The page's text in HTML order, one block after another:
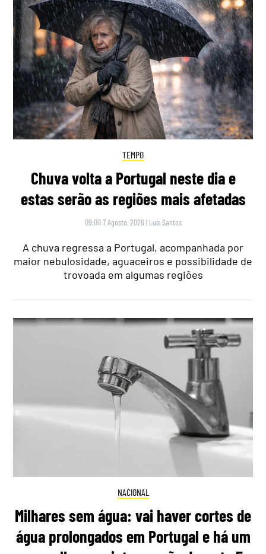
TEMPO
Chuva volta a Portugal neste dia e
estas serão as regiões mais afetadas
09:00 7 Agosto, 2026 | Luís Santos
A chuva regressa a Portugal, acompanhada por
maior nebulosidade, aguaceiros e possibilidade de
trovoada em algumas regiões
NACIONAL
Milhares sem água: vai haver cortes de
água prolongados em Portugal e há um